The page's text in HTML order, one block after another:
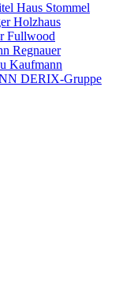
Haus Stommel
Holzhaus
Fullwood
Regnauer
Kaufmann
DERIX-Gruppe